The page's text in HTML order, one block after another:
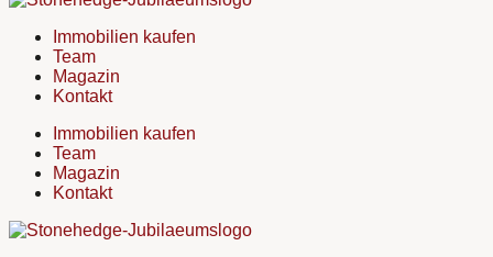
Immobilien kaufen
Team
Magazin
Kontakt
Immobilien kaufen
Team
Magazin
Kontakt